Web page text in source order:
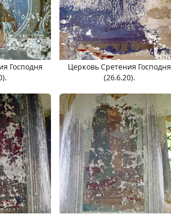
Господня
Церковь Сретения Господня
(26.6.20).